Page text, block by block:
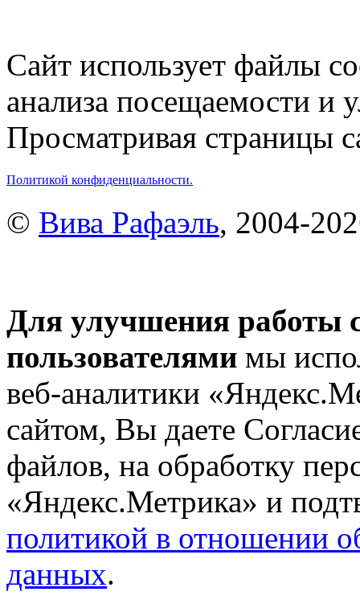
Сайт использует файлы
анализа посещаемости и
Просматривая страницы
Политикой конфиденциальности.
© Вива Рафаэль, 2004-
Для улучшения работы
пользователями мы
веб-аналитики
сайтом, Вы даете
файлов, на обработку
«Яндекс.Метрика» и
политикой в отношении
данных.